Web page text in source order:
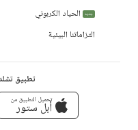
جديد
الحياد الكربوني
التزاماتنا البيئية
تطبيق
تحميل التطبيق من
أبل ستور